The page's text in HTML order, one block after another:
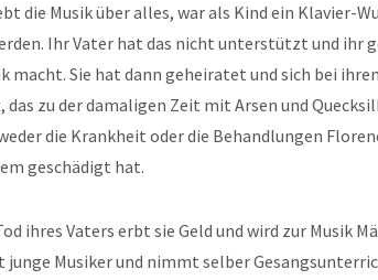
die Musik über alles, war als Kind ein Klavier-
Ihr Vater hat das nicht unterstützt und ihr
macht. Sie hat dann geheiratet und sich bei
das zu der damaligen Zeit mit Arsen und
die Krankheit oder die Behandlungen
geschädigt hat.
ihres Vaters erbt sie Geld und wird zur Musik
Musiker und nimmt selber